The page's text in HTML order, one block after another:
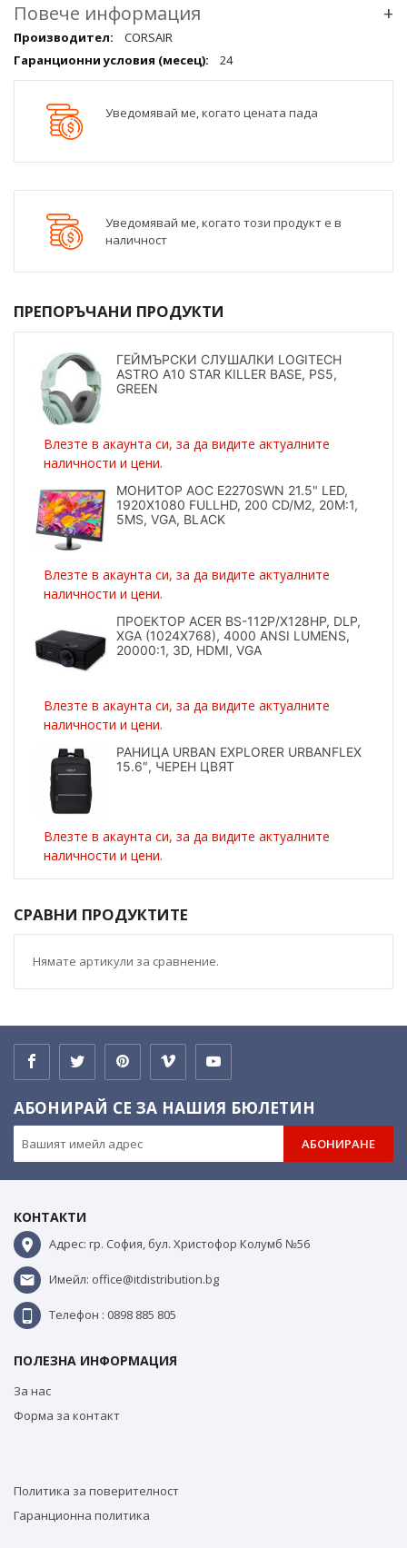
Повече информация +
Повече
информация
qqq
CORSAIR
24
Уведомявай ме, когато цената пада
Уведомявай ме, когато този продукт е в
наличност
ПРЕПОРЪЧАНИ ПРОДУКТИ
ГЕЙМЪРСКИ СЛУШАЛКИ LOGITECH
ASTRO A10 STAR KILLER BASE, PS5,
GREEN
Влезте в акаунта си, за да видите актуалните
наличности и цени.
МОНИТОР AOC E2270SWN 21.5" LED,
1920X1080 FULLHD, 200 CD/M2, 20M:1,
5MS, VGA, BLACK
Влезте в акаунта си, за да видите актуалните
наличности и цени.
ПРОЕКТОР ACER BS-112P/X128HP, DLP,
XGA (1024X768), 4000 ANSI LUMENS,
20000:1, 3D, HDMI, VGA
Влезте в акаунта си, за да видите актуалните
наличности и цени.
РАНИЦА URBAN EXPLORER URBANFLEX
15.6″, ЧЕРЕН ЦВЯТ
Влезте в акаунта си, за да видите актуалните
наличности и цени.
СРАВНИ ПРОДУКТИТЕ
Нямате артикули за сравнение.
АБОНИРАЙ СЕ ЗА НАШИЯ БЮЛЕТИН
АБОНИРАНЕ
КОНТАКТИ
Адрес: гр. София, бул. Христофор Колумб №56
Имейл: office@itdistribution.bg
Телефон : 0898 885 805
ПОЛЕЗНА ИНФОРМАЦИЯ
За нас
Форма за контакт
Политика за поверителност
Гаранционна политика